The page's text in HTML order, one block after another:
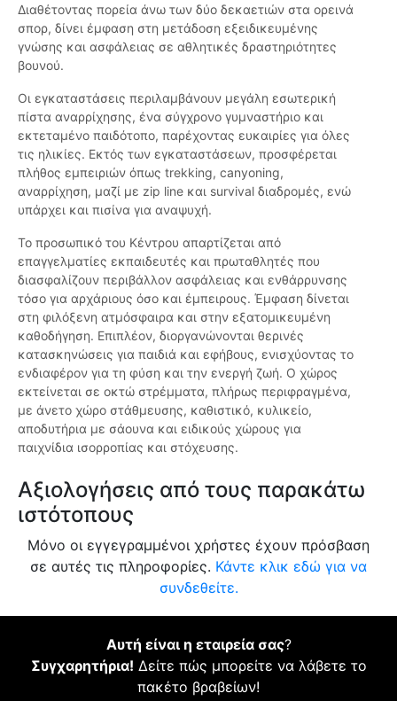
Διαθέτοντας πορεία άνω των δύο δεκαετιών στα ορεινά
σπορ, δίνει έμφαση στη μετάδοση εξειδικευμένης
γνώσης και ασφάλειας σε αθλητικές δραστηριότητες
βουνού.
Οι εγκαταστάσεις περιλαμβάνουν μεγάλη εσωτερική
πίστα αναρρίχησης, ένα σύγχρονο γυμναστήριο και
εκτεταμένο παιδότοπο, παρέχοντας ευκαιρίες για όλες
τις ηλικίες. Εκτός των εγκαταστάσεων, προσφέρεται
πλήθος εμπειριών όπως trekking, canyoning,
αναρρίχηση, μαζί με zip line και survival διαδρομές, ενώ
υπάρχει και πισίνα για αναψυχή.
Το προσωπικό του Κέντρου απαρτίζεται από
επαγγελματίες εκπαιδευτές και πρωταθλητές που
διασφαλίζουν περιβάλλον ασφάλειας και ενθάρρυνσης
τόσο για αρχάριους όσο και έμπειρους. Έμφαση δίνεται
στη φιλόξενη ατμόσφαιρα και στην εξατομικευμένη
καθοδήγηση. Επιπλέον, διοργανώνονται θερινές
κατασκηνώσεις για παιδιά και εφήβους, ενισχύοντας το
ενδιαφέρον για τη φύση και την ενεργή ζωή. Ο χώρος
εκτείνεται σε οκτώ στρέμματα, πλήρως περιφραγμένα,
με άνετο χώρο στάθμευσης, καθιστικό, κυλικείο,
αποδυτήρια με σάουνα και ειδικούς χώρους για
παιχνίδια ισορροπίας και στόχευσης.
Αξιολογήσεις από τους παρακάτω
ιστότοπους
Μόνο οι εγγεγραμμένοι χρήστες έχουν πρόσβαση
σε αυτές τις πληροφορίες. Κάντε κλικ εδώ για να
συνδεθείτε.
Αυτή είναι η εταιρεία σας?
Συγχαρητήρια! Δείτε πώς μπορείτε να λάβετε το
πακέτο βραβείων!